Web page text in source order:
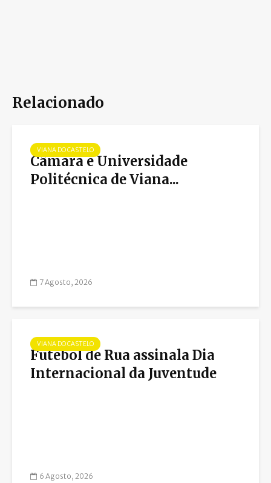
Relacionado
VIANA DO CASTELO
Câmara e Universidade
Politécnica de Viana...
7 Agosto, 2026
VIANA DO CASTELO
Futebol de Rua assinala Dia
Internacional da Juventude
6 Agosto, 2026